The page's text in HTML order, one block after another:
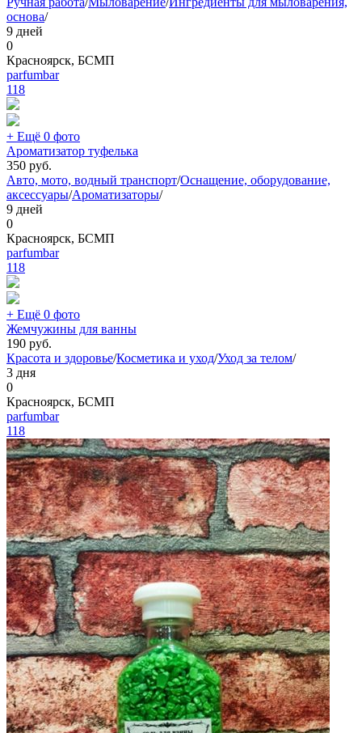
основа/
9 дней
0
Красноярск, БСМП
parfumbar
118
+ Ещё 0 фото
Ароматизатор туфелька
350 руб.
Авто, мото, водный транспорт/Оснащение, оборудование,
аксессуары/Ароматизаторы/
9 дней
0
Красноярск, БСМП
parfumbar
118
+ Ещё 0 фото
Жемчужины для ванны
190 руб.
Красота и здоровье/Косметика и уход/Уход за телом/
3 дня
0
Красноярск, БСМП
parfumbar
118